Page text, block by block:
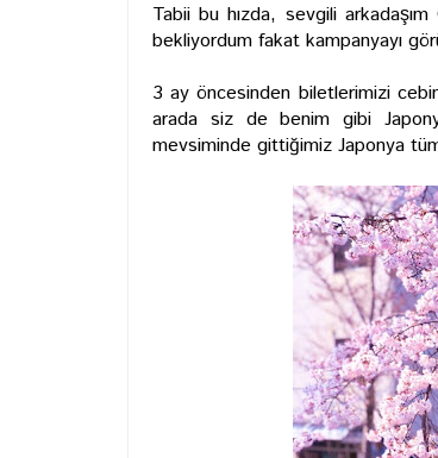
Tabii bu hızda, sevgili
bekliyordum fakat kampanyayı
3 ay öncesinden biletlerimizi
arada siz de benim gibi
mevsiminde gittiğimiz Japonya